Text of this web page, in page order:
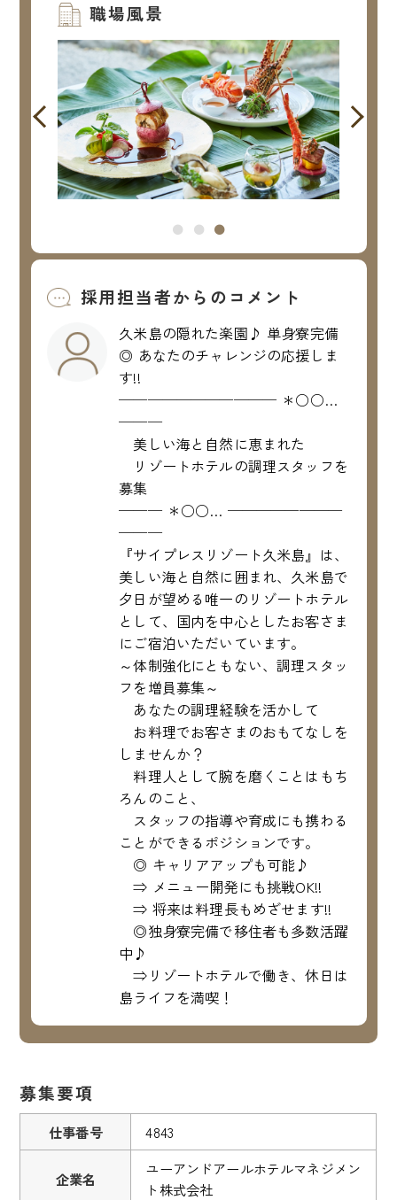
職場風景
採用担当者からのコメント
久米島の隠れた楽園♪ 単身寮完備
◎ あなたのチャレンジの応援しま
す!!
─────────── ＊○○…
───
美しい海と自然に恵まれた
リゾートホテルの調理スタッフを
募集
─── ＊○○… ────────
───
『サイプレスリゾート久米島』は、
美しい海と自然に囲まれ、久米島で
夕日が望める唯一のリゾートホテル
として、国内を中心としたお客さま
にご宿泊いただいています。
～体制強化にともない、調理スタッ
フを増員募集～
あなたの調理経験を活かして
お料理でお客さまのおもてなしを
しませんか？
料理人として腕を磨くことはもち
ろんのこと、
スタッフの指導や育成にも携わる
ことができるポジションです。
◎ キャリアアップも可能♪
⇒ メニュー開発にも挑戦OK!!
⇒ 将来は料理長もめざせます!!
◎独身寮完備で移住者も多数活躍
中♪
⇒リゾートホテルで働き、休日は
島ライフを満喫！
募集要項
仕事番号 4843
企業名
ユーアンドアールホテルマネジメン
ト株式会社